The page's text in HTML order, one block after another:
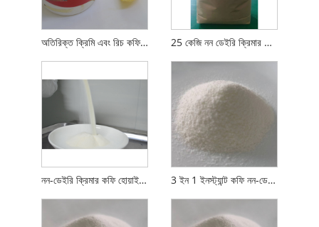
অতিরিক্ত ক্রিমি এবং রিচ কফি নন-ডেইরি ক্রিমার 25 কেজি নন ডেইরি ক্রিমার পাউডার
নন-ডেইরি ক্রিমার কফি হোয়াইটনার 3 ইন 1 ইনস্ট্যান্ট কফি নন-ডেইরি ক্রিমার